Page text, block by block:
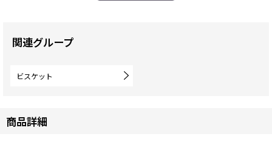
関連グループ
ビスケット
商品詳細